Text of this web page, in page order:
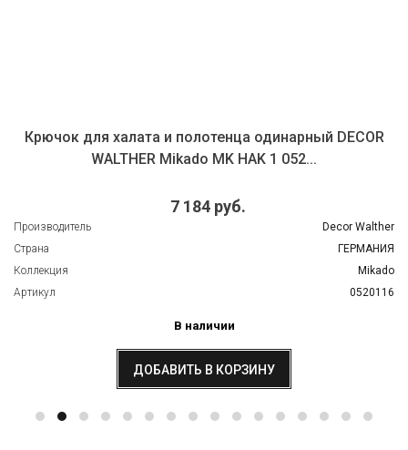
Крючок для халата и полотенца одинарный DECOR
WALTHER Mikado MK HAK 1 052...
7 184 руб.
Производитель
Decor Walther
Страна
ГЕРМАНИЯ
Коллекция
Mikado
Артикул
0520116
В наличии
ДОБАВИТЬ В КОРЗИНУ